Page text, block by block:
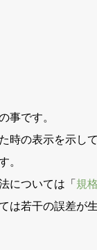
事です。
時の表示を示して
。
については「 規
若干の誤差が